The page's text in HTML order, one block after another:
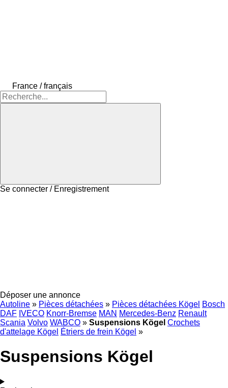
France / français
Se connecter / Enregistrement
Déposer une annonce
Autoline » Pièces détachées » Pièces détachées Kögel Bosch
DAF IVECO Knorr-Bremse MAN Mercedes-Benz Renault
Scania Volvo WABCO » Suspensions Kögel Crochets
d'attelage Kögel Étriers de frein Kögel »
Suspensions Kögel